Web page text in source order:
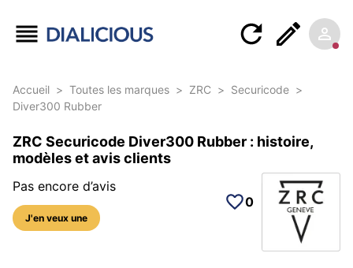
Accueil > Toutes les marques > ZRC > Securicode >
Diver300 Rubber
ZRC Securicode Diver300 Rubber : histoire,
modèles et avis clients
Pas encore d’avis
J'en veux une
0